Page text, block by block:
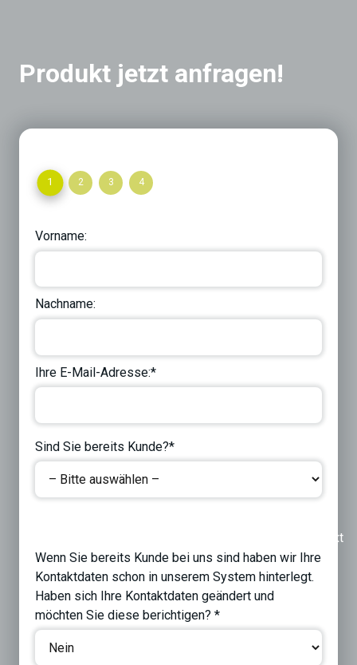
Produkt jetzt anfragen!
1 2 3 4
Vorname:
Nachname:
Ihre E-Mail-Adresse:*
Sind Sie bereits Kunde?*
Next
Wenn Sie bereits Kunde bei uns sind haben wir Ihre
Kontaktdaten schon in unserem System hinterlegt.
Haben sich Ihre Kontaktdaten geändert und
möchten Sie diese berichtigen? *